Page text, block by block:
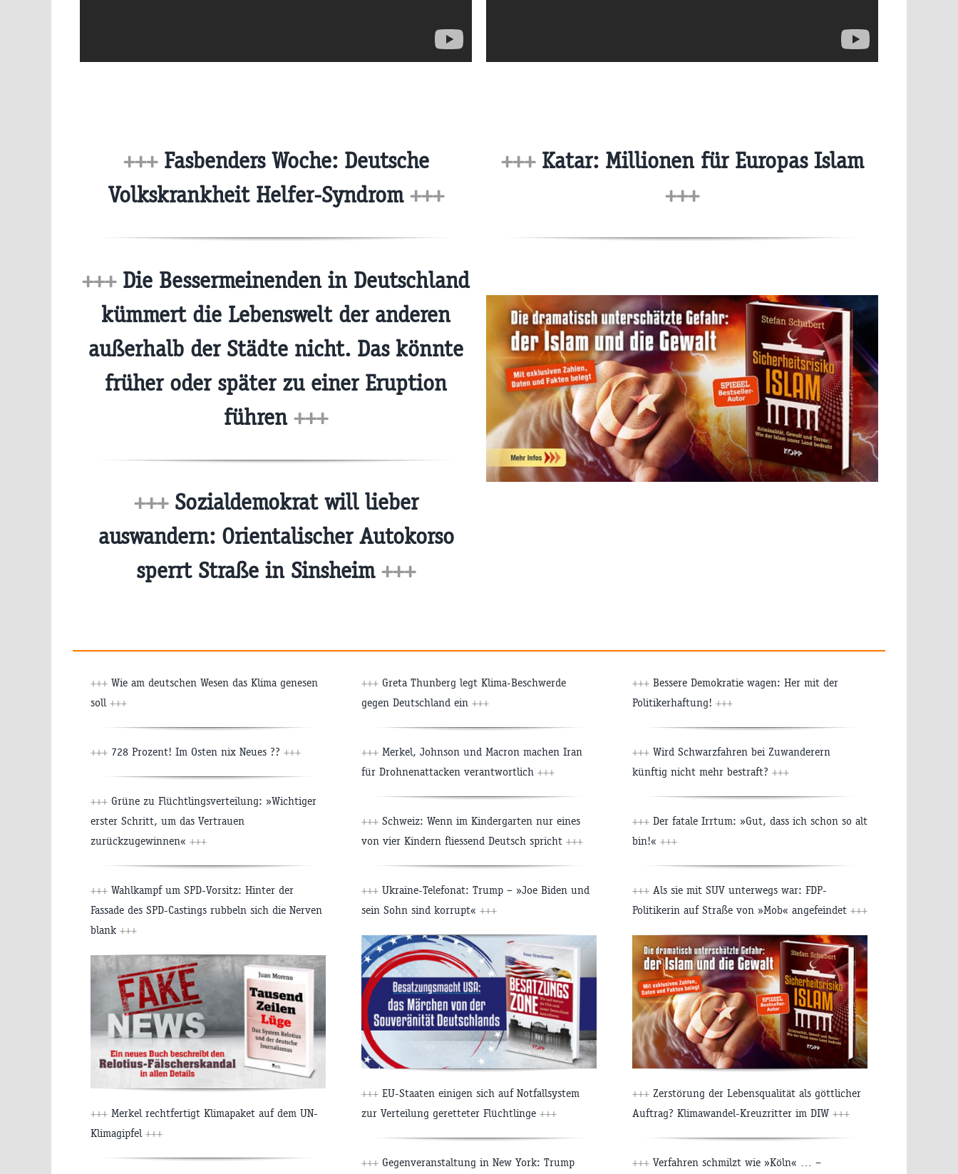
+++Fasbenders Woche: Deutsche
Volkskrankheit Helfer-Syndrom +++
+++Die Bessermeinenden in Deutschland
kümmert die Lebenswelt der anderen
außerhalb der Städte nicht. Das könnte
früher oder später zu einer Eruption
führen +++
+++Sozialdemokrat will lieber
auswandern: Orientalischer Autokorso
sperrt Straße in Sinsheim +++
+++Katar: Millionen für Europas Islam
+++
+++ Wie am deutschen Wesen das Klima genesen
soll +++
+++ 728 Prozent! Im Osten nix Neues ?? +++
+++ Grüne zu Flüchtlingsverteilung: »Wichtiger
erster Schritt, um das Vertrauen
zurückzugewinnen« +++
+++ Wahlkampf um SPD-Vorsitz: Hinter der
Fassade des SPD-Castings rubbeln sich die Nerven
blank +++
+++ Merkel rechtfertigt Klimapaket auf dem UN-
Klimagipfel +++
+++ Greta Thunberg legt Klima-Beschwerde
gegen Deutschland ein +++
+++ Merkel, Johnson und Macron machen Iran
für Drohnenattacken verantwortlich +++
+++ Schweiz: Wenn im Kindergarten nur eines
von vier Kindern fliessend Deutsch spricht +++
+++ Ukraine-Telefonat: Trump – »Joe Biden und
sein Sohn sind korrupt« +++
+++ EU-Staaten einigen sich auf Notfallsystem
zur Verteilung geretteter Flüchtlinge +++
+++ Gegenveranstaltung in New York: Trump
+++ Bessere Demokratie wagen: Her mit der
Politikerhaftung! +++
+++ Wird Schwarzfahren bei Zuwanderern
künftig nicht mehr bestraft? +++
+++ Der fatale Irrtum: »Gut, dass ich schon so alt
bin!« +++
+++ Als sie mit SUV unterwegs war: FDP-
Politikerin auf Straße von »Mob« angefeindet +++
+++ Zerstörung der Lebensqualität als göttlicher
Auftrag? Klimawandel-Kreuzritter im DIW +++
+++ Verfahren schmilzt wie »Köln« … –